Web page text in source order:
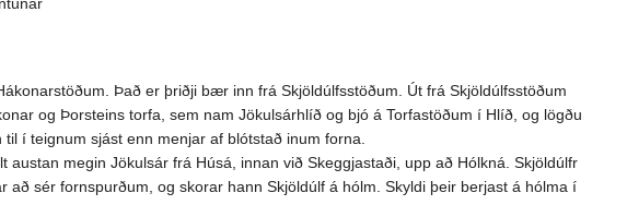
Það er þriðji bær inn frá Skjöldúlfsstöðum. Út frá Skjöldúlfsstöðum
og Þorsteins torfa, sem nam Jökulsárhlíð og bjó á Torfastöðum í Hlíð, og lögðu
í teignum sjást enn menjar af blótstað inum forna.
megin Jökulsár frá Húsá, innan við Skeggjastaði, upp að Hólkná. Skjöldúlfr
sér fornspurðum, og skorar hann Skjöldúlf á hólm. Skyldi þeir berjast á hólma í